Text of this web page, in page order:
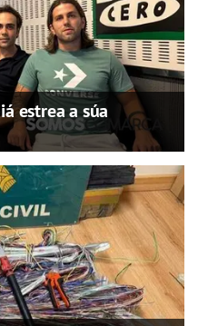
estrea a súa